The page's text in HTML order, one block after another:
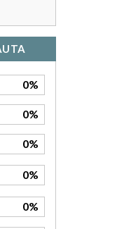
0%
0%
0%
0%
0%